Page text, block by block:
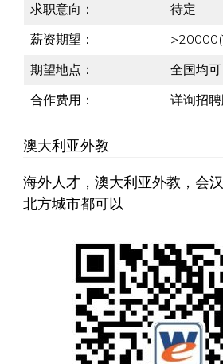
求职意向：
待定
薪资期望：
期望地点：
全国均可
合作费用：
详询招
澳大利亚外教
海外人才，澳大利亚外教，会
北方城市都可以